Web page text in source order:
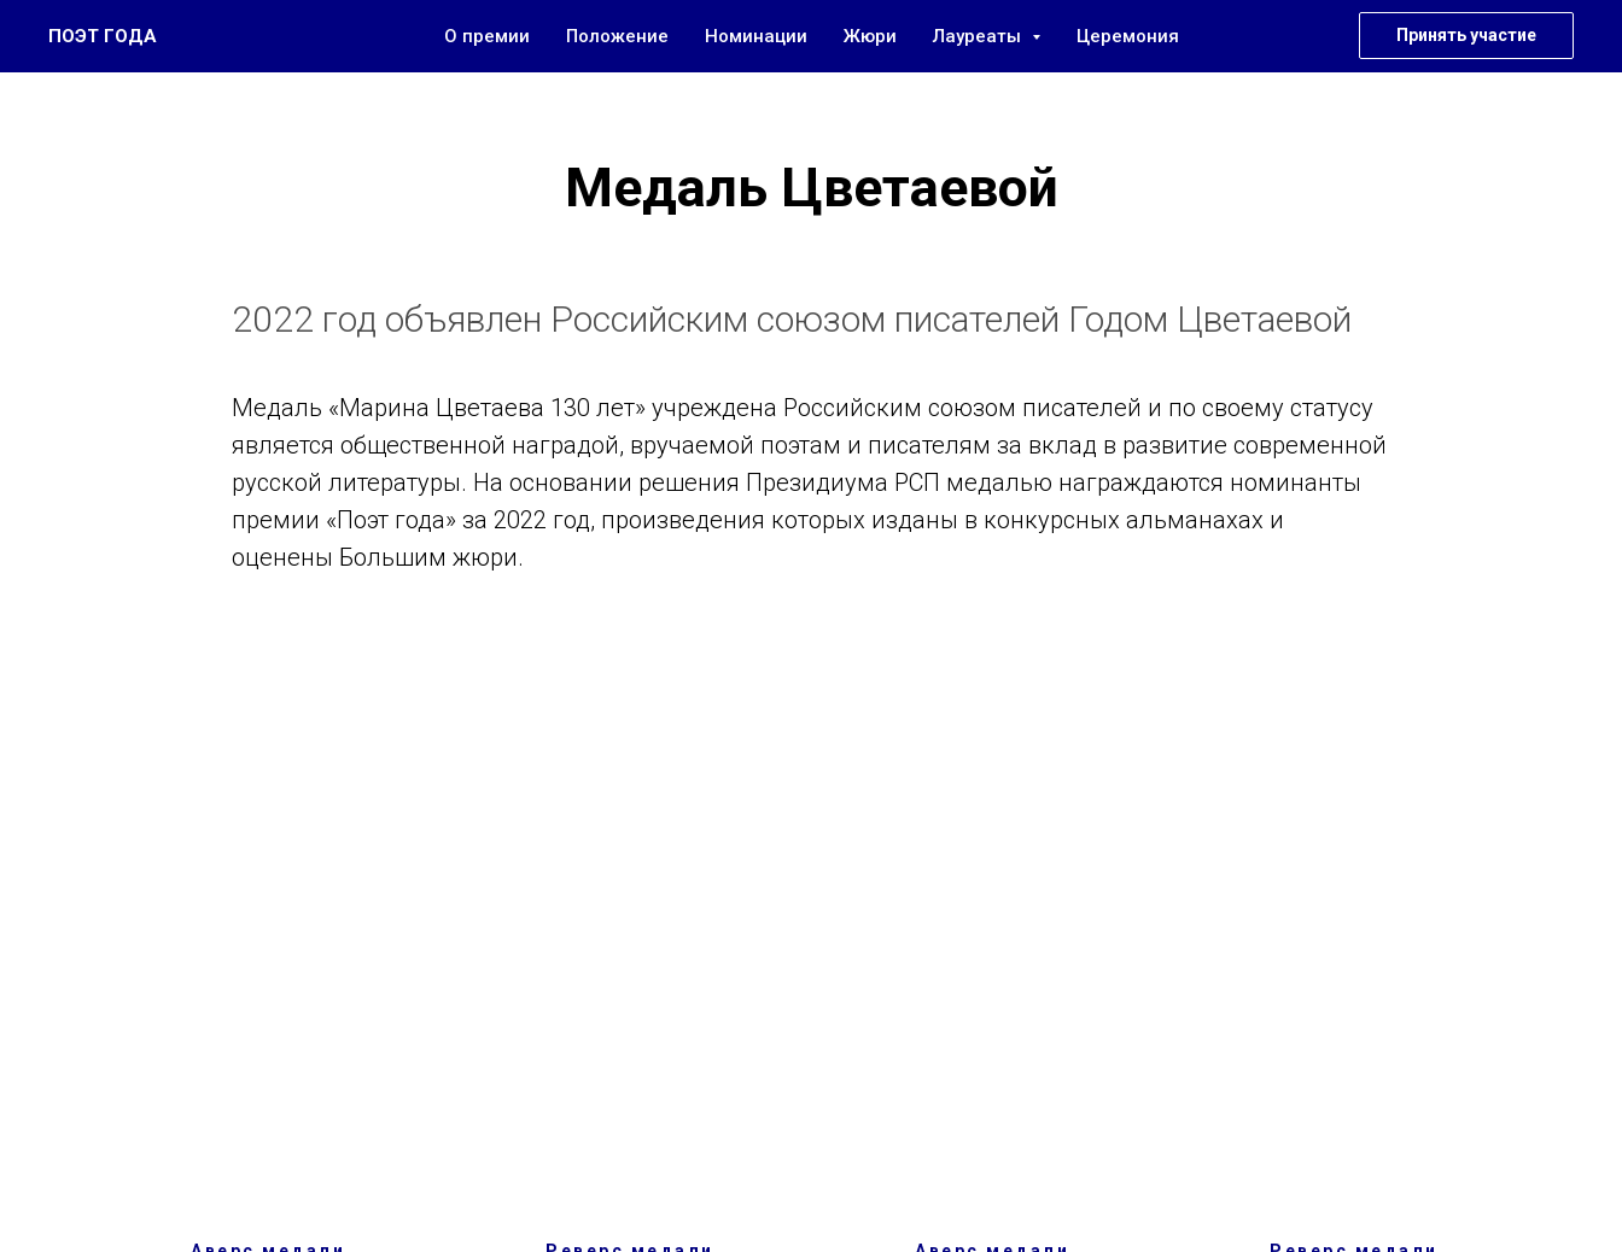
ПОЭТ ГОДА О премии Положение Номинации Жюри Лауреаты Церемония Принять участие
Медаль Цветаевой
2022 год объявлен Российским союзом писателей Годом Цветаевой
Медаль «Марина Цветаева 130 лет» учреждена Российским союзом писателей и по своему статусу
является общественной наградой, вручаемой поэтам и писателям за вклад в развитие современной
русской литературы. На основании решения Президиума РСП медалью награждаются номинанты
премии «Поэт года» за 2022 год, произведения которых изданы в конкурсных альманахах и
оценены Большим жюри.